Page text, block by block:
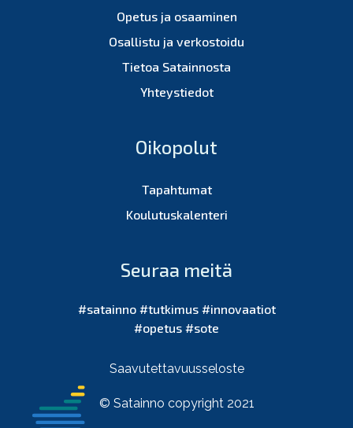
Opetus ja osaaminen
Osallistu ja verkostoidu
Tietoa Satainnosta
Yhteystiedot
Oikopolut
Tapahtumat
Koulutuskalenteri
Seuraa meitä
#satainno #tutkimus #innovaatiot
#opetus #sote
Saavutettavuusseloste
© Satainno copyright 2021